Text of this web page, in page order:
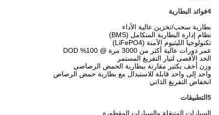
4فوائد البطارية
بطارية سحب/تخزين عالية الأداء
نظام إدارة البطارية المتكامل (BMS)
تكنولوجيا الليثيوم الآمنة (LiFePO4)
عمر دورات عالية أكثر من 3000 مرة @ 100% DOD
الحد الأقصى لتيار التفريغ المستمر
وزن أخف بكثير مقارنة ببطارية الحمض الرصاصي
واحد إلى واحد قابلة للاستبدال مع بطارية حمض الرصاص
انخفاض التفريغ الذاتي
5التطبيقات
السيارات المتنقلة والسيارات المقطورة